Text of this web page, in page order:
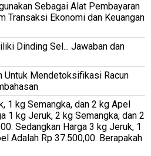
Sebagai Alat Pembayaran
Transaksi Ekonomi dan Keuangan
Dinding Sel... Jawaban dan
Untuk Mendetoksifikasi Racun
1 kg Semangka, dan 2 kg Apel
1 kg Jeruk, 2 kg Semangka, dan 2
Sedangkan Harga 3 kg Jeruk, 1
Adalah Rp 37.500,00. Berapakah